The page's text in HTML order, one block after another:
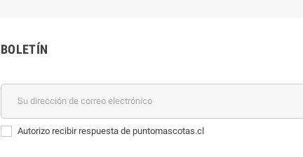
BOLETÍN
Autorizo recibir respuesta de puntomascotas.cl